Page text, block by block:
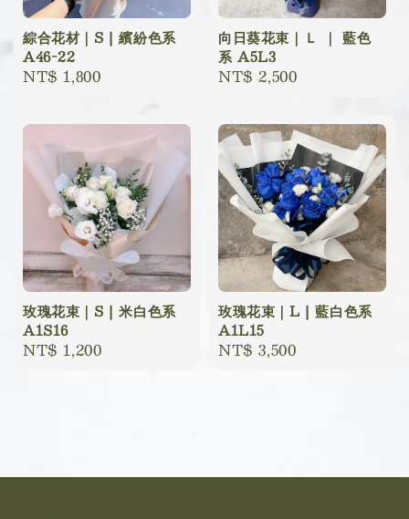
綜合花材｜S | 繽紛色系
A46-22
Regular
NT$ 1,800
向日葵花束｜Ｌ ｜ 藍色
系 A5L3
Regular
NT$ 2,500
玫瑰花束｜S | 米白色系
A1S16
Regular
NT$ 1,200
玫瑰花束｜L | 藍白色系
A1L15
Regular
NT$ 3,500